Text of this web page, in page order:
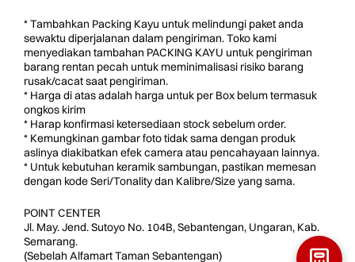
* Tambahkan Packing Kayu untuk melindungi paket anda
sewaktu diperjalanan dalam pengiriman. Toko kami
menyediakan tambahan PACKING KAYU untuk pengiriman
barang rentan pecah untuk meminimalisasi risiko barang
rusak/cacat saat pengiriman.
* Harga di atas adalah harga untuk per Box belum termasuk
ongkos kirim
* Harap konfirmasi ketersediaan stock sebelum order.
* Kemungkinan gambar foto tidak sama dengan produk
aslinya diakibatkan efek camera atau pencahayaan lainnya.
* Untuk kebutuhan keramik sambungan, pastikan memesan
dengan kode Seri/Tonality dan Kalibre/Size yang sama.
POINT CENTER
Jl. May. Jend. Sutoyo No. 104B, Sebantengan, Ungaran, Kab.
Semarang.
(Sebelah Alfamart Taman Sebantengan)